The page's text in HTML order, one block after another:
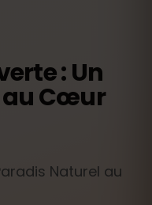
: Un
au Cœur
Naturel au